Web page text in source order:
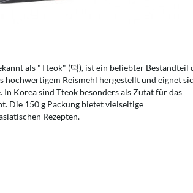
als "Tteok" (떡), ist ein beliebter Bestandteil
hochwertigem Reismehl hergestellt und eignet
Korea sind Tteok besonders als Zutat für das
Die 150 g Packung bietet vielseitige
Rezepten.